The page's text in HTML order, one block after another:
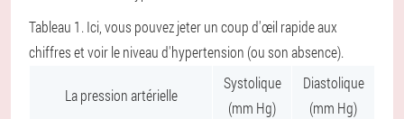
Tableau 1. Ici, vous pouvez jeter un coup d'œil rapide aux
chiffres et voir le niveau d'hypertension (ou son absence).
La pression artérielle
Systolique
(mm Hg)
Diastolique
(mm Hg)